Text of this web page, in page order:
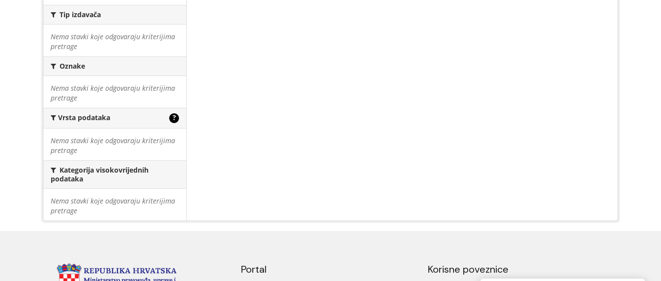
Tip izdavača
Nema stavki koje odgovaraju kriterijima
pretrage
Oznake
Nema stavki koje odgovaraju kriterijima
pretrage
Vrsta podataka ?
Nema stavki koje odgovaraju kriterijima
pretrage
Kategorija visokovrijednih
podataka
Nema stavki koje odgovaraju kriterijima
pretrage